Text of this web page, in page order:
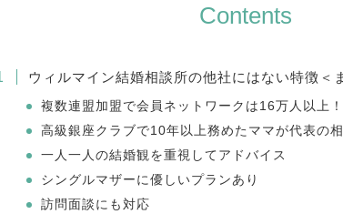
Contents
ウィルマイン結婚相談所の他社にはない特徴＜
複数連盟加盟で会員ネットワークは16万人以上！
高級銀座クラブで10年以上務めたママが代表の
一人一人の結婚観を重視してアドバイス
シングルマザーに優しいプランあり
訪問面談にも対応